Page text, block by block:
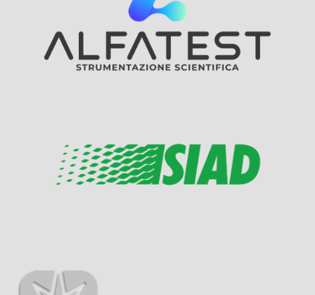
Visit Sponsor Page
Visit Sponsor Page